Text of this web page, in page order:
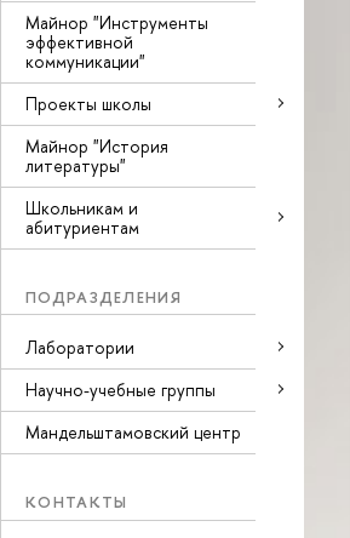
Майнор "Инструменты
эффективной
коммуникации"
Проекты школы
Майнор "История
литературы"
Школьникам и
абитуриентам
ПОДРАЗДЕЛЕНИЯ
Лаборатории
Научно-учебные группы
Мандельштамовский центр
КОНТАКТЫ